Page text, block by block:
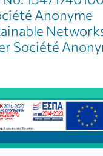
Anonyme
Société